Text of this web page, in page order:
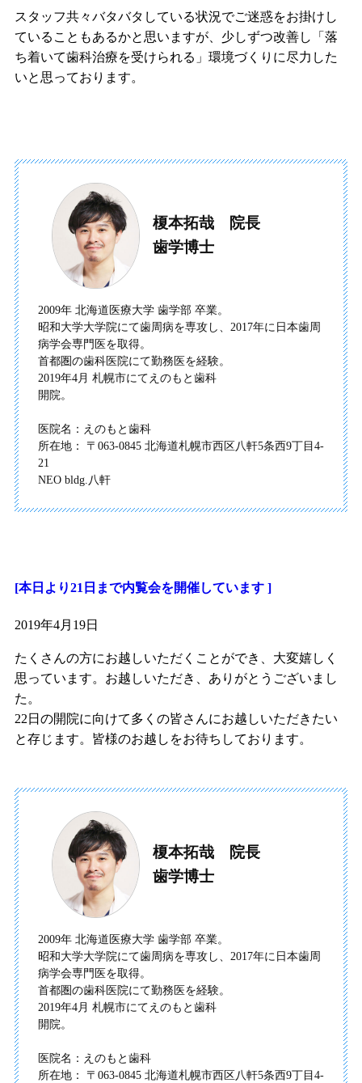
スタッフ共々バタバタしている状況でご迷惑をお掛けし
ていることもあるかと思いますが、少しずつ改善し「落
ち着いて歯科治療を受けられる」環境づくりに尽力した
いと思っております。
榎本拓哉 院長
歯学博士
2009年 北海道医療大学 歯学部 卒業。
昭和大学大学院にて歯周病を専攻し、2017年に日本歯周
病学会専門医を取得。
首都圏の歯科医院にて勤務医を経験。
2019年4月 札幌市にてえのもと歯科
開院。
医院名：えのもと歯科
所在地： 〒063-0845 北海道札幌市西区八軒5条西9丁目4-
21
NEO bldg.八軒
[本日より21日まで内覧会を開催しています ]
2019年4月19日
たくさんの方にお越しいただくことができ、大変嬉しく
思っています。お越しいただき、ありがとうございまし
た。
22日の開院に向けて多くの皆さんにお越しいただきたい
と存じます。皆様のお越しをお待ちしております。
榎本拓哉 院長
歯学博士
2009年 北海道医療大学 歯学部 卒業。
昭和大学大学院にて歯周病を専攻し、2017年に日本歯周
病学会専門医を取得。
首都圏の歯科医院にて勤務医を経験。
2019年4月 札幌市にてえのもと歯科
開院。
医院名：えのもと歯科
所在地： 〒063-0845 北海道札幌市西区八軒5条西9丁目4-